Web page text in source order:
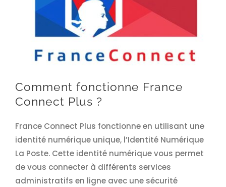
Comment fonctionne France
Connect Plus ?
France Connect Plus fonctionne en utilisant une
identité numérique unique, l’Identité Numérique
La Poste. Cette identité numérique vous permet
de vous connecter à différents services
administratifs en ligne avec une sécurité